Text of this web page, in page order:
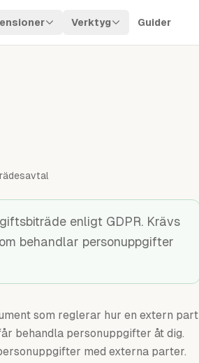
Verktyg Guider
enligt GDPR. Krävs
behandlar personuppgifter
som reglerar hur en extern part
behandla personuppgifter åt dig.
med externa parter.